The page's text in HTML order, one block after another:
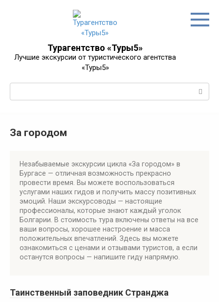
Турагентство «Туры5»
Лучшие экскурсии от туристического агентства
«Туры5»
За городом
Незабываемые экскурсии цикла «За городом» в
Бургасе — отличная возможность прекрасно
провести время. Вы можете воспользоваться
услугами наших гидов и получить массу позитивных
эмоций. Наши экскурсоводы — настоящие
профессионалы, которые знают каждый уголок
Болгарии. В стоимость тура включены ответы на все
ваши вопросы, хорошее настроение и масса
положительных впечатлений. Здесь вы можете
ознакомиться с ценами и отзывами туристов, а если
останутся вопросы — напишите гиду напрямую.
Таинственный заповедник Странджа